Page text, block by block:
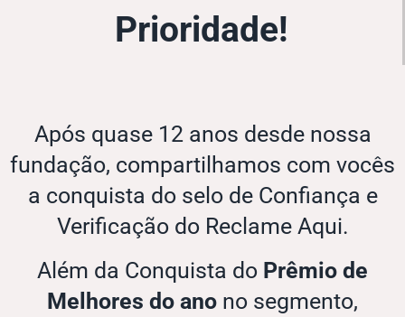
Prioridade!
Após quase 12 anos desde nossa
fundação, compartilhamos com vocês
a conquista do selo de Confiança e
Verificação do Reclame Aqui.
Além da Conquista do Prêmio de
Melhores do ano no segmento,